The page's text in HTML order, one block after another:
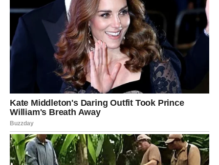
Jarčevima se otvaraju vrata karijere o kojoj dugo
razmišljaju.
Moguće je napredovanje ili poslovna prilika koja mijenja
mnogo toga.
Veliki novac vam je sve bliže
Pred vama su veoma važni trenuci uspjeha.
VODOLIJA
Zvijezde vam donose neočekivanu priliku ili vijest koja bi